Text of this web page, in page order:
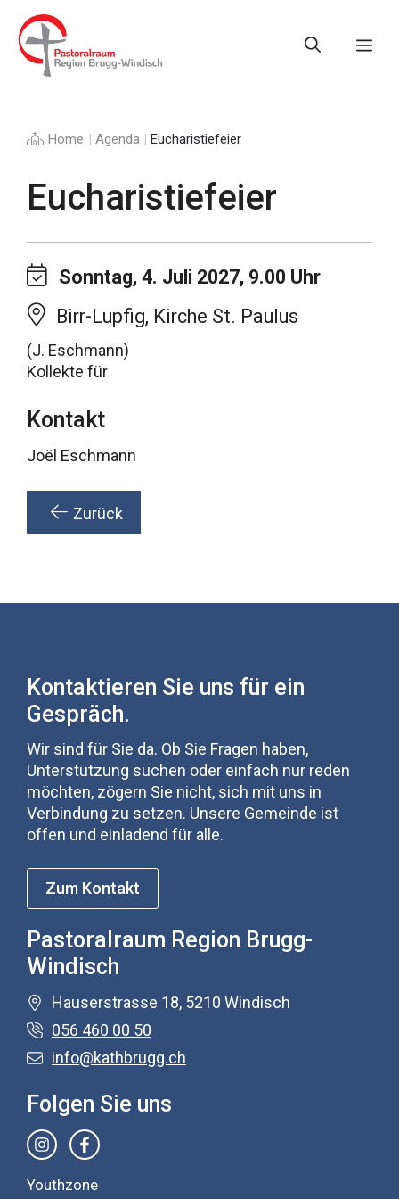
zum
Inhalt
Home | Agenda | Eucharistiefeier
Eucharistiefeier
Sonntag, 4. Juli 2027, 9.00 Uhr
Birr-Lupfig, Kirche St. Paulus
(J. Eschmann)
Kollekte für
Kontakt
Joël Eschmann
Zurück
Kontaktieren Sie uns für ein
Gespräch.
Wir sind für Sie da. Ob Sie Fragen haben,
Unterstützung suchen oder einfach nur reden
möchten, zögern Sie nicht, sich mit uns in
Verbindung zu setzen. Unsere Gemeinde ist
offen und einladend für alle.
Zum Kontakt
Pastoralraum Region Brugg-
Windisch
Hauserstrasse 18, 5210 Windisch
056 460 00 50
info@kathbrugg.ch
Folgen Sie uns
Youthzone